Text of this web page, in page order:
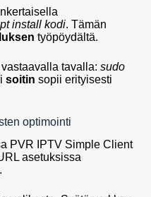
install kodi. Tämän
työpöydältä.
tavalla: sudo
soitin sopii erityisesti
optimointi
PVR IPTV Simple Client
asetuksissa